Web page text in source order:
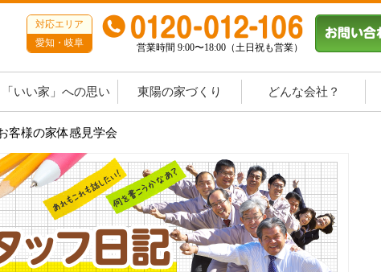
対応エリア
愛知・岐阜
営業時間 9:00〜18:00（土日祝も営業）
「いい家」への思い 東陽の家づくり どんな会社？
様の家体感見学会